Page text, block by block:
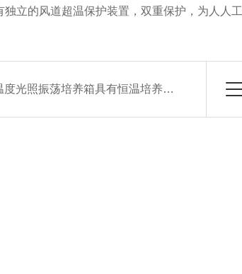
独立的风道超温保护装置，双重保护，为人人
光照振荡培养箱具有恒温培养和振荡的功能